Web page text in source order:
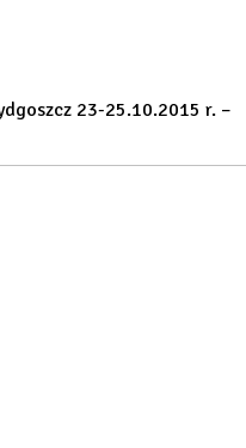
23-25.10.2015 r. –